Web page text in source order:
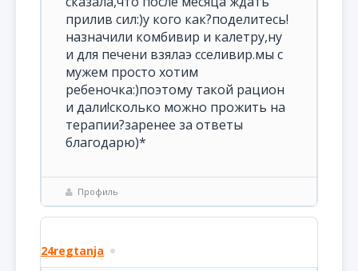
прилив сил:)у кого как?поделитесь!
назначили комбивир и калетру,ну
и для печени взялаэ сселивир.мы с
мужем просто хотим
ребеночка:)поэтому такой рацион
и дали!сколько можно прожить на
терапии?заренее за ответы
благодарю)*
Профиль
24regtanja